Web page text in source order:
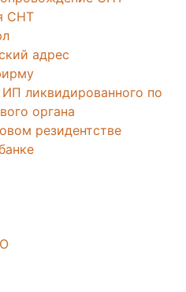
СНТ
адрес
ликвидированного по
органа
резидентстве